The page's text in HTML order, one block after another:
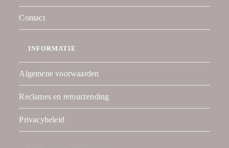
Contact
INFORMATIE
Algemene voorwaarden
Reclames en retourzending
Privacybeleid